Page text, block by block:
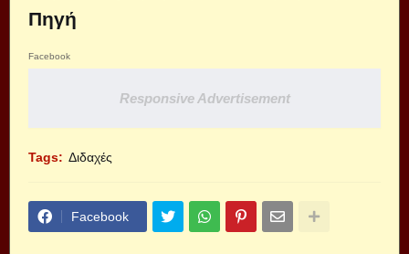
Πηγή
Facebook
Responsive Advertisement
Tags: Διδαχές
Facebook